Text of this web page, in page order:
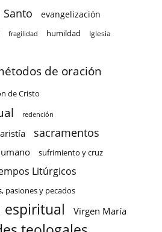
evangelización
fragilidad humildad Iglesia
de oración
de Cristo
redención
sacramentos
sufrimiento y cruz
Litúrgicos
pasiones y pecados
espiritual Virgen María